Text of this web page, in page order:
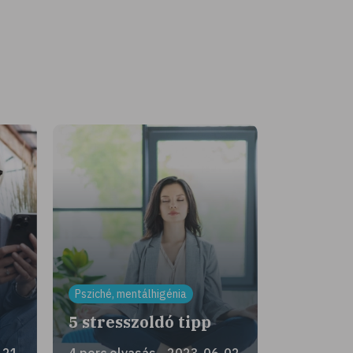
Psziché, mentálhigénia
5 stresszoldó tipp